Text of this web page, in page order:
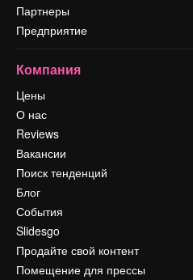
Партнеры
Предприятие
Компания
Цены
О нас
Reviews
Вакансии
Поиск тенденций
Блог
События
Slidesgo
Продайте свой контент
Помещение для прессы